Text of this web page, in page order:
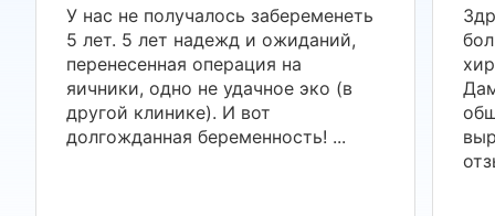
У нас не получалось забеременеть
5 лет. 5 лет надежд и ожиданий,
перенесенная операция на
яичники, одно не удачное эко (в
другой клинике). И вот
долгожданная беременность! ...